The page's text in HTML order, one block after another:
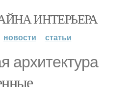
ИНТЕРЬЕРА
новости статьи
архитектура